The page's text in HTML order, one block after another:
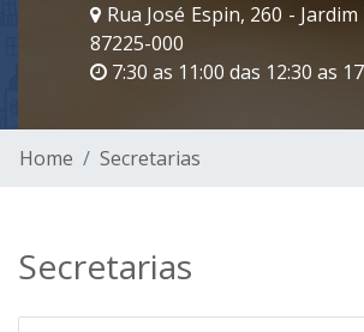
Rua José Espin, 260 - Jardim
87225-000
7:30 as 11:00 das 12:30 as
Home Secretarias
Secretarias